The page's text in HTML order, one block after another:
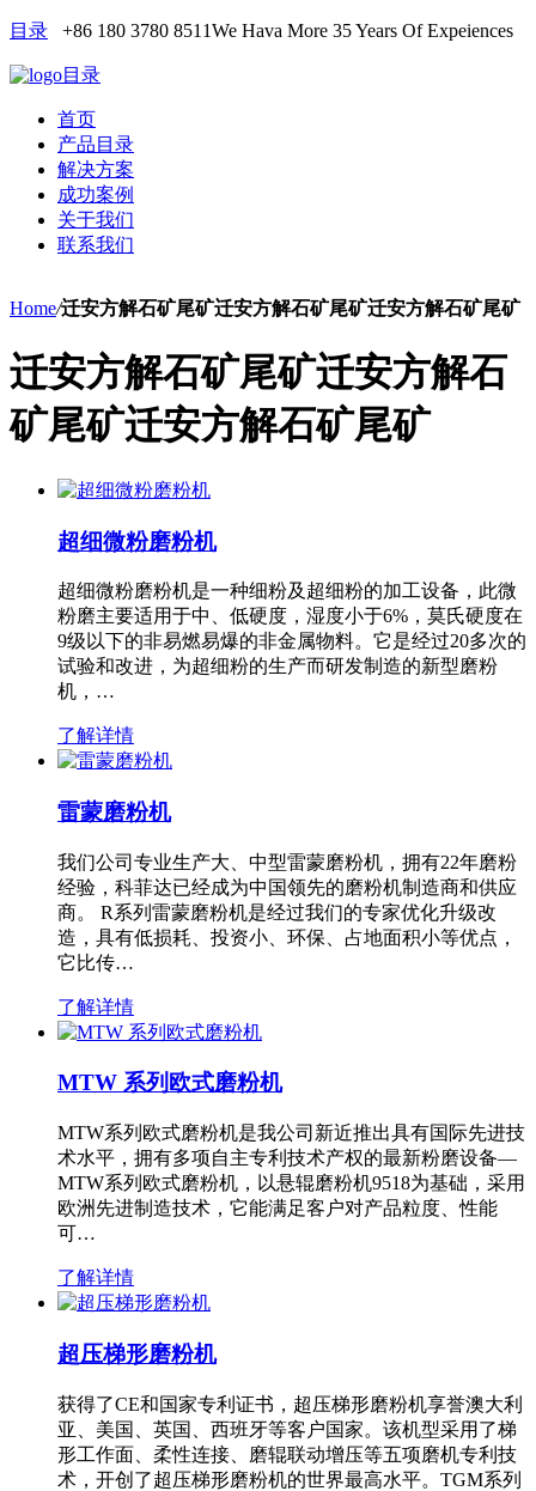
目录 +86 180 3780 8511We Hava More 35 Years Of Expeiences
目录
首页
产品目录
解决方案
成功案例
关于我们
联系我们
Home/迁安方解石矿尾矿迁安方解石矿尾矿迁安方解石矿尾矿
迁安方解石矿尾矿迁安方解石
矿尾矿迁安方解石矿尾矿
超细微粉磨粉机
超细微粉磨粉机是一种细粉及超细粉的加工设备，此微
粉磨主要适用于中、低硬度，湿度小于6%，莫氏硬度在
9级以下的非易燃易爆的非金属物料。它是经过20多次的
试验和改进，为超细粉的生产而研发制造的新型磨粉
机，…
了解详情
雷蒙磨粉机
我们公司专业生产大、中型雷蒙磨粉机，拥有22年磨粉
经验，科菲达已经成为中国领先的磨粉机制造商和供应
商。 R系列雷蒙磨粉机是经过我们的专家优化升级改
造，具有低损耗、投资小、环保、占地面积小等优点，
它比传…
了解详情
MTW 系列欧式磨粉机
MTW系列欧式磨粉机是我公司新近推出具有国际先进技
术水平，拥有多项自主专利技术产权的最新粉磨设备—
MTW系列欧式磨粉机，以悬辊磨粉机9518为基础，采用
欧洲先进制造技术，它能满足客户对产品粒度、性能
可…
了解详情
超压梯形磨粉机
获得了CE和国家专利证书，超压梯形磨粉机享誉澳大利
亚、美国、英国、西班牙等客户国家。该机型采用了梯
形工作面、柔性连接、磨辊联动增压等五项磨机专利技
术，开创了超压梯形磨粉机的世界最高水平。TGM系列